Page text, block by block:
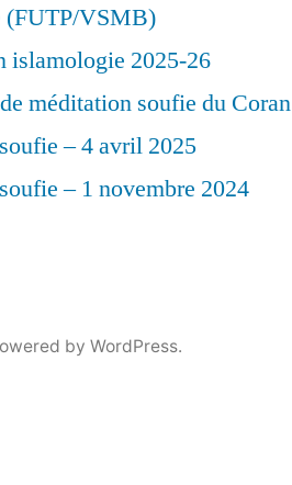
(FUTP/VSMB)
islamologie 2025-26
méditation soufie du Coran
– 4 avril 2025
– 1 novembre 2024
by WordPress.